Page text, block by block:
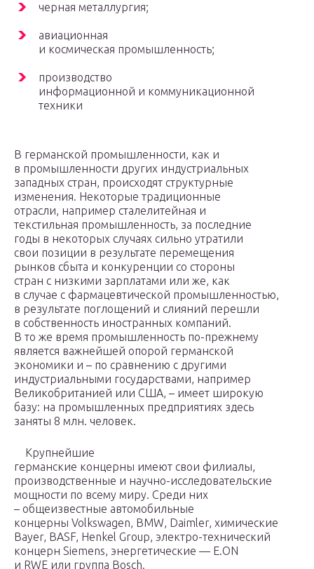
черная металлургия;
авиационная
и космическая промышленность;
производство
информационной и коммуникационной
техники
В германской промышленности, как и
в промышленности других индустриальных
западных стран, происходят структурные
изменения. Некоторые традиционные
отрасли, например сталелитейная и
текстильная промышленность, за последние
годы в некоторых случаях сильно утратили
свои позиции в результате перемещения
рынков сбыта и конкуренции со стороны
стран с низкими зарплатами или же, как
в случае с фармацевтической промышленностью,
в результате поглощений и слияний перешли
в собственность иностранных компаний.
В то же время промышленность по-прежнему
является важнейшей опорой германской
экономики и – по сравнению с другими
индустриальными государствами, например
Великобританией или США, – имеет широкую
базу: на промышленных предприятиях здесь
заняты 8 млн. человек.
Крупнейшие
германские концерны имеют свои филиалы,
производственные и научно-исследовательские
мощности по всему миру. Среди них
– общеизвестные автомобильные
концерны Volkswagen, BMW, Daimler, химические
Bayer, BASF, Henkel Group, электро-технический
концерн Siemens, энергетические — E.ON
и RWE или группа Bosch.